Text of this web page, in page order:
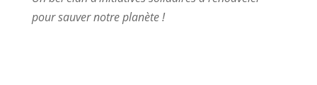
pour sauver notre planète !